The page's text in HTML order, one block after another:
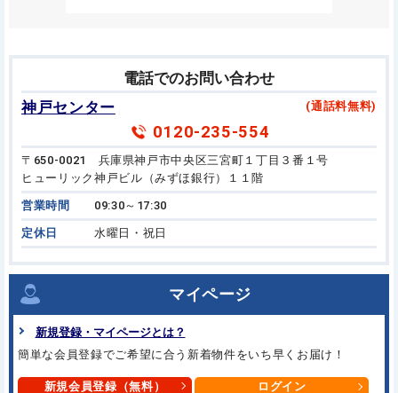
電話でのお問い合わせ
神戸センター
(通話料無料)
0120-235-554
〒650-0021 兵庫県神戸市中央区三宮町１丁目３番１号
ヒューリック神戸ビル（みずほ銀行）１１階
営業時間 09:30～17:30
定休日 水曜日・祝日
マイページ
新規登録・マイページとは？
簡単な会員登録でご希望に合う 新着物件をいち早くお届け！
新規会員登録（無料） ログイン